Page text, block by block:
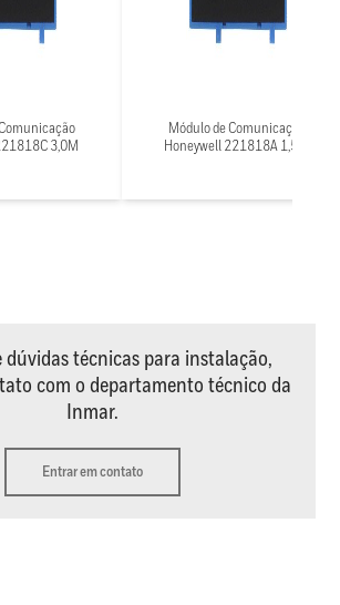
3,0M
Módulo de Comunicação
Honeywell 221818A 1,5M
dúvidas técnicas para instalação,
com o departamento técnico da
Inmar.
Entrar em contato